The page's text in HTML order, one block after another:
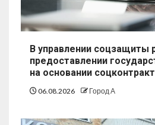
В управлении соцзащиты
предоставлении
на основании
06.08.2026 Город А